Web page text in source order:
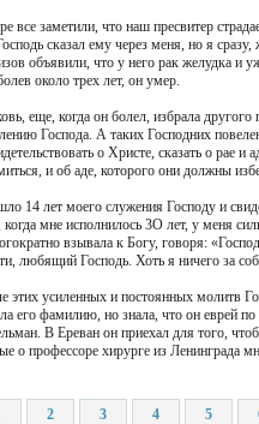
все заметили, что наш пресвитер
сказал ему через меня, но я
объявили, что у него рак желудка и
около трех лет, он умер.
еще, когда он болел, избрала
Господа. А таких Господних
о Христе, сказать о рае
и об аде, которого они должны
14 лет моего служения Господу и
когда мне исполнилось 3О лет, у меня
взывала к Богу, говоря:
любящий Господь. Хоть я ничего за
этих усиленных и постоянных молитв
его фамилию, но знала, что он еврей
В Ереван он приехал для того,
о профессоре хирурге из Ленинграда
2 3 4 5